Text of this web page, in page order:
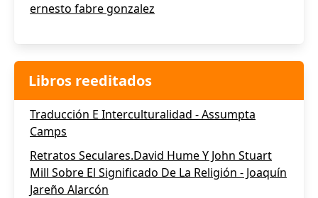
ernesto fabre gonzalez
Libros reeditados
Traducción E Interculturalidad - Assumpta
Camps
Retratos Seculares.David Hume Y John Stuart
Mill Sobre El Significado De La Religión - Joaquín
Jareño Alarcón